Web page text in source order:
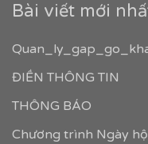
Bài viết mới
ĐIỀN THÔNG TIN
THÔNG BÁO
Chương trình Ngày